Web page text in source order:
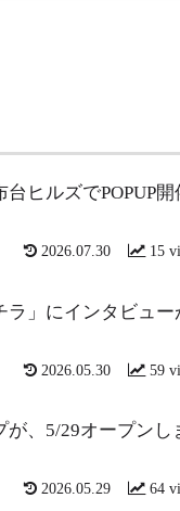
ヒルズでPOPUP開
15
2026.07.30
ラ」にインタビュー
59
2026.05.30
が、5/29オープンし
64
2026.05.29